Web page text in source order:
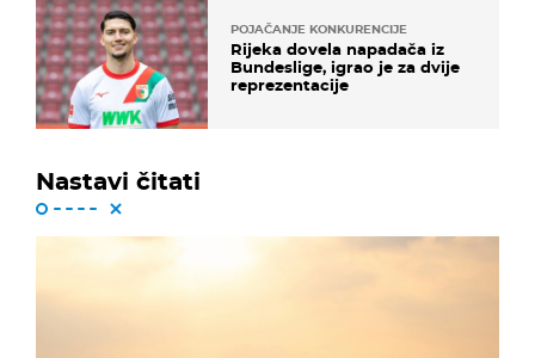
POJAČANJE KONKURENCIJE
Rijeka dovela napadača iz
Bundeslige, igrao je za dvije
reprezentacije
Nastavi čitati